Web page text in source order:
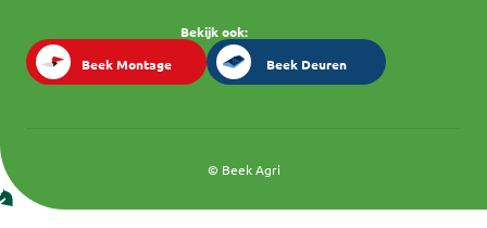
© Beek Agri
Bekijk ook:
Beek Montage Beek Deuren